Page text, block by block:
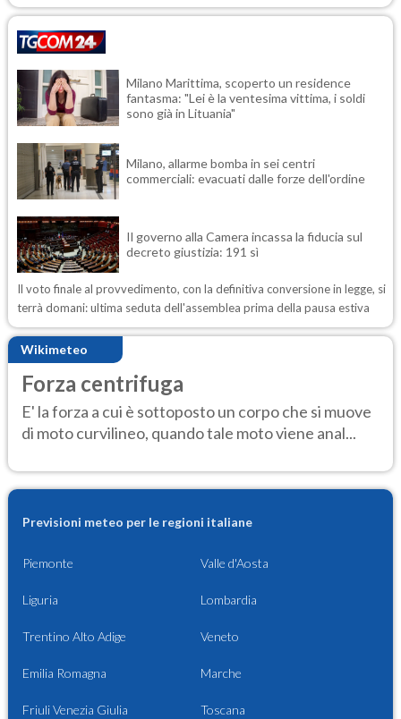
Milano Marittima, scoperto un residence
fantasma: "Lei è la ventesima vittima, i soldi
sono già in Lituania"
Milano, allarme bomba in sei centri
commerciali: evacuati dalle forze dell'ordine
Il governo alla Camera incassa la fiducia sul
decreto giustizia: 191 sì
Il voto finale al provvedimento, con la definitiva conversione in legge, si
terrà domani: ultima seduta dell'assemblea prima della pausa estiva
Wikimeteo
Forza centrifuga
E' la forza a cui è sottoposto un corpo che si muove
di moto curvilineo, quando tale moto viene anal...
Previsioni meteo per le regioni italiane
Piemonte Valle d'Aosta
Liguria Lombardia
Trentino Alto Adige Veneto
Emilia Romagna Marche
Friuli Venezia Giulia Toscana